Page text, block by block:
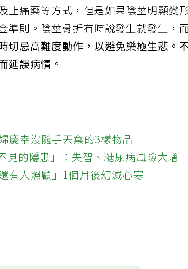
止痛藥等方式，但是如果陰莖明顯變
準則。陰莖骨折有時說發生就發生，而
切忌高難度動作，以避免樂極生悲。
延誤病情。
慶幸沒隨手丟棄的3樣物品
的隱患」：失智、糖尿病風險大增
有人照顧」1個月後幻滅心寒